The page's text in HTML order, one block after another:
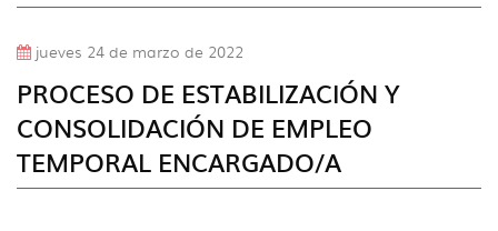
jueves 24 de marzo de 2022
PROCESO DE ESTABILIZACIÓN Y
CONSOLIDACIÓN DE EMPLEO
TEMPORAL ENCARGADO/A